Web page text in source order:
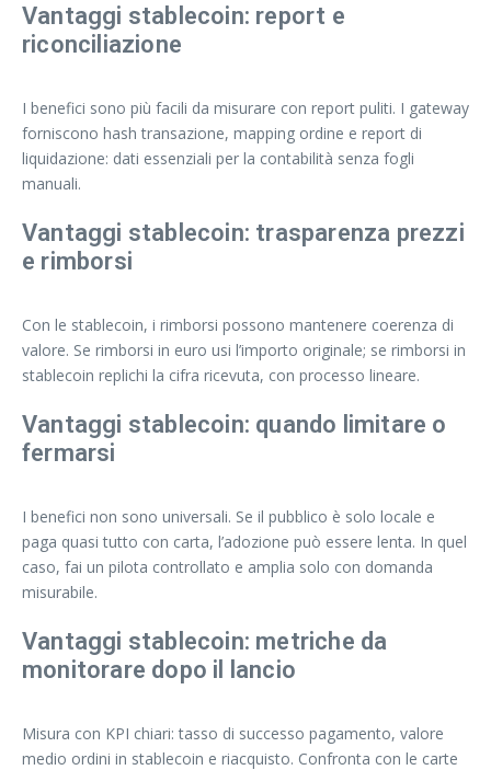
Vantaggi stablecoin: report e
riconciliazione
I benefici sono più facili da misurare con report puliti. I gateway
forniscono hash transazione, mapping ordine e report di
liquidazione: dati essenziali per la contabilità senza fogli
manuali.
Vantaggi stablecoin: trasparenza prezzi
e rimborsi
Con le stablecoin, i rimborsi possono mantenere coerenza di
valore. Se rimborsi in euro usi l’importo originale; se rimborsi in
stablecoin replichi la cifra ricevuta, con processo lineare.
Vantaggi stablecoin: quando limitare o
fermarsi
I benefici non sono universali. Se il pubblico è solo locale e
paga quasi tutto con carta, l’adozione può essere lenta. In quel
caso, fai un pilota controllato e amplia solo con domanda
misurabile.
Vantaggi stablecoin: metriche da
monitorare dopo il lancio
Misura con KPI chiari: tasso di successo pagamento, valore
medio ordini in stablecoin e riacquisto. Confronta con le carte